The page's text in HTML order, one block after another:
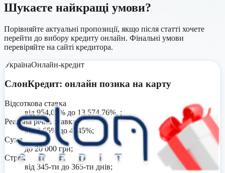
Шукаєте найкращі умови?
Порівняйте актуальні пропозиції, якщо після статті хочете
перейти до вибору кредиту онлайн. Фінальні умови
перевіряйте на сайті кредитора.
УкраїнаОнлайн-кредит
СлонКредит: онлайн позика на карту
Відсоткова ставка
від 954,05% до 13 574,76%. ;
Реальна річна ставка
від 3,65% до 4545%;
Сума
до 20 000 грн;
Строк
від 345-ти до 365-ти днів;